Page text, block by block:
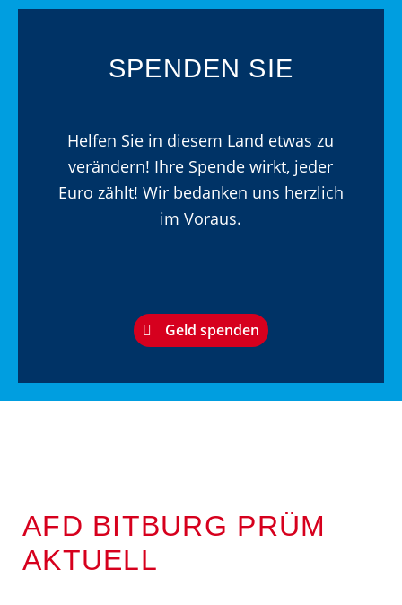
SPENDEN SIE
Helfen Sie in diesem Land etwas zu
verändern! Ihre Spende wirkt, jeder
Euro zählt! Wir bedanken uns herzlich
im Voraus.
Geld spenden
AFD BITBURG PRÜM
AKTUELL